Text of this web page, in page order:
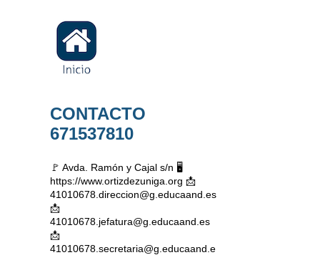
CONTACTO
671537810
🚩 Avda. Ramón y Cajal s/n 🖥️
https://www.ortizdezuniga.org 📩
41010678.direccion@g.educaand.es
📩
41010678.jefatura@g.educaand.es
📩
41010678.secretaria@g.educaand.e